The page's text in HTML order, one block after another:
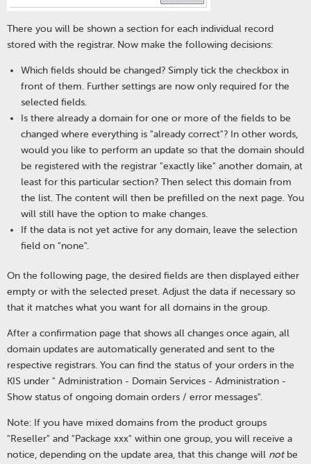
There you will be shown a section for each individual record
stored with the registrar. Now make the following decisions:
Which fields should be changed? Simply tick the checkbox in
front of them. Further settings are now only required for the
selected fields.
Is there already a domain for one or more of the fields to be
changed where everything is "already correct"? In other words,
would you like to perform an update so that the domain should
be registered with the registrar "exactly like" another domain, at
least for this particular section? Then select this domain from
the list. The content will then be prefilled on the next page. You
will still have the option to make changes.
If the data is not yet active for any domain, leave the selection
field on "none".
On the following page, the desired fields are then displayed either
empty or with the selected preset. Adjust the data if necessary so
that it matches what you want for all domains in the group.
After a confirmation page that shows all changes once again, all
domain updates are automatically generated and sent to the
respective registrars. You can find the status of your orders in the
KIS under " Administration - Domain Services - Administration -
Show status of ongoing domain orders / error messages".
Note: If you have mixed domains from the product groups
"Reseller" and "Package xxx" within one group, you will receive a
notice, depending on the update area, that this change will notbe